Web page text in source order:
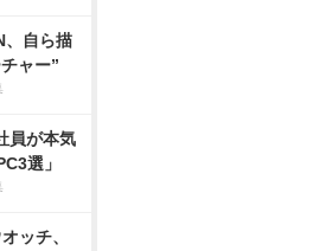
自ら描
ャー”
員が本気
選」
ッチ、